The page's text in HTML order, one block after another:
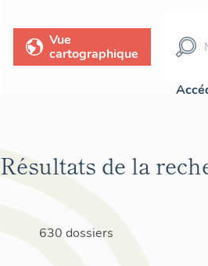
Vue
cartographique
Résultats de la
630 dossiers